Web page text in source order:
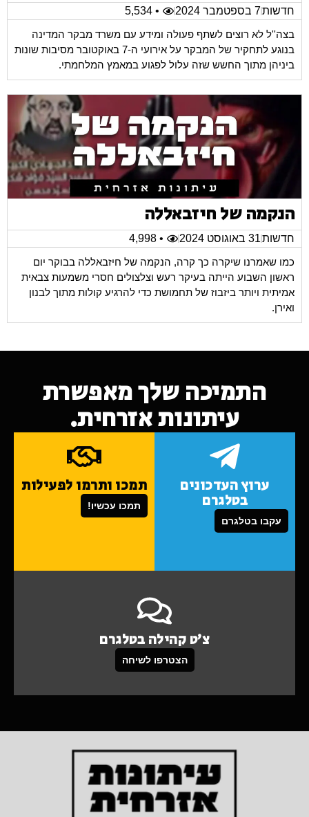
חדשות7 בספטמבר 2024
• 5,534
בצה''ל לא רוצים לשתף פעולה ומידע עם משרד מבקר המדינה
בנוגע לתחקיר של המבקר על אירועי ה-7 באוקטובר מסיבות שונות
ביניהן מתוך החשש שזה עלול לפגוע במאמץ המלחמתי.
הנקמה של חיזבאללה
חדשות31 באוגוסט 2024
• 4,998
כמו שאמרנו שיקרה כך קרה, הנקמה של חיזבאללה בבוקר יום
ראשון השבוע הייתה בעיקר רעש וצלצולים חסרי משמעות צבאית
אמיתית ויותר ביזבוז של תחמושת כדי להרגיע קולות מתוך לבנון
ואירן.
התמיכה שלך מאפשרת
עיתונות אזרחית.
ערוץ העדכונים
בטלגרם
עקבו בטלגרם
תמכו ותרמו לפעילות
תמכו עכשיו!
צ'ט קהילה בטלגרם
הצטרפו לשיחה